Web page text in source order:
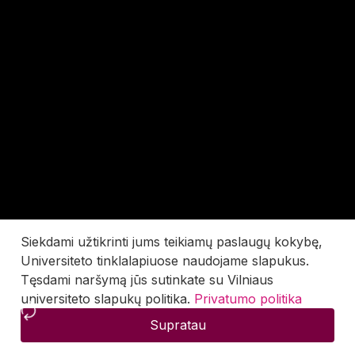
Siekdami užtikrinti jums teikiamų paslaugų kokybę,
Universiteto tinklalapiuose naudojame slapukus.
Tęsdami naršymą jūs sutinkate su Vilniaus
universiteto slapukų politika. Privatumo politika
Supratau